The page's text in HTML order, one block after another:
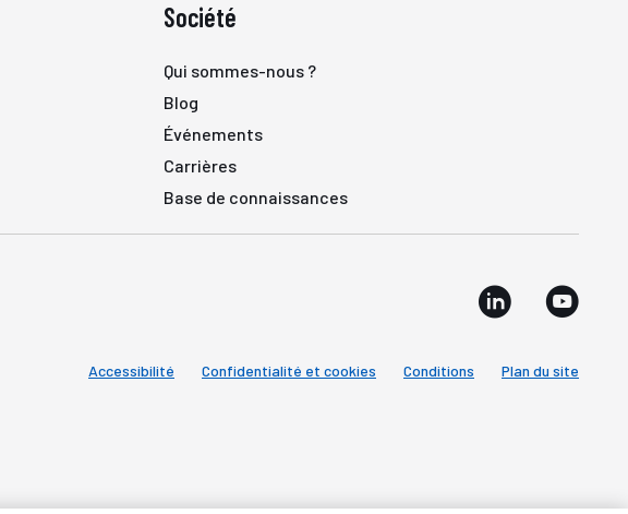
Société
Qui sommes-nous ?
Blog
Événements
Carrières
Base de connaissances
Accessibilité Confidentialité et cookies Conditions Plan du site